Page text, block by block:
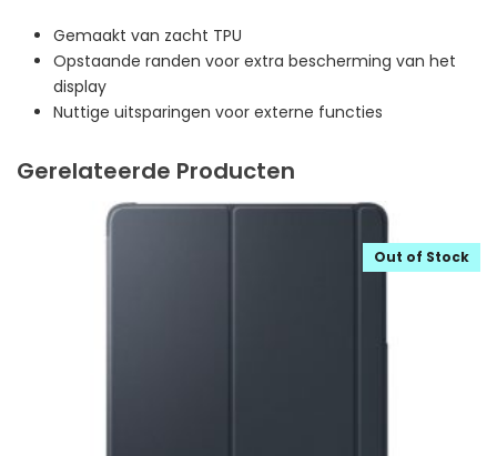
Gemaakt van zacht TPU
Opstaande randen voor extra bescherming van het
display
Nuttige uitsparingen voor externe functies
Gerelateerde Producten
Out of Stock